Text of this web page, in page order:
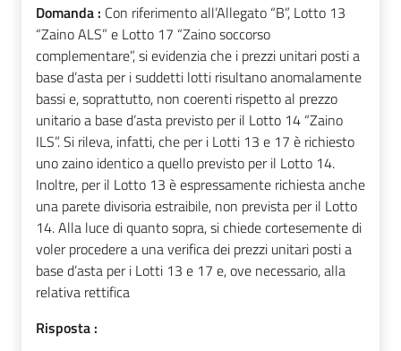
Domanda : Con riferimento all’Allegato “B”, Lotto 13
“Zaino ALS” e Lotto 17 “Zaino soccorso
complementare”, si evidenzia che i prezzi unitari posti a
base d’asta per i suddetti lotti risultano anomalamente
bassi e, soprattutto, non coerenti rispetto al prezzo
unitario a base d’asta previsto per il Lotto 14 “Zaino
ILS”. Si rileva, infatti, che per i Lotti 13 e 17 è richiesto
uno zaino identico a quello previsto per il Lotto 14.
Inoltre, per il Lotto 13 è espressamente richiesta anche
una parete divisoria estraibile, non prevista per il Lotto
14. Alla luce di quanto sopra, si chiede cortesemente di
voler procedere a una verifica dei prezzi unitari posti a
base d’asta per i Lotti 13 e 17 e, ove necessario, alla
relativa rettifica
Risposta :